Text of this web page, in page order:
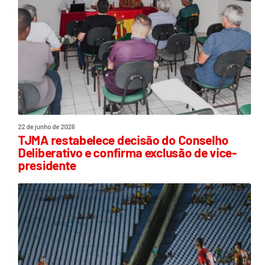
22 de junho de 2026
TJMA restabelece decisão do Conselho
Deliberativo e confirma exclusão de vice-
presidente